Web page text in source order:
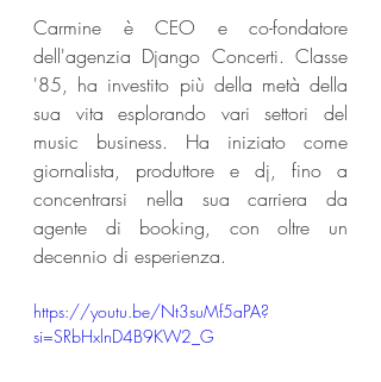
Carmine è CEO e co-fondatore
dell'agenzia Django Concerti. Classe
'85, ha investito più della metà della
sua vita esplorando vari settori del
music business. Ha iniziato come
giornalista, produttore e dj, fino a
concentrarsi nella sua carriera da
agente di booking, con oltre un
decennio di esperienza.
https://youtu.be/Nt3suMf5aPA?
si=SRbHxlnD4B9KW2_G